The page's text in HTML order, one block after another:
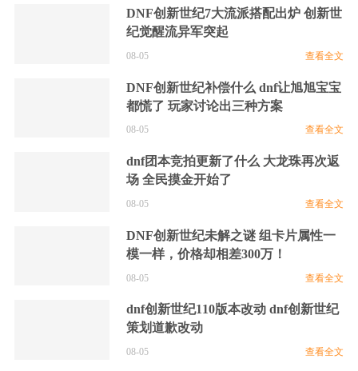
DNF创新世纪7大流派搭配出炉 创新世
纪觉醒流异军突起
08-05 查看全文
DNF创新世纪补偿什么 dnf让旭旭宝宝
都慌了 玩家讨论出三种方案
08-05 查看全文
dnf团本竞拍更新了什么 大龙珠再次返
场 全民摸金开始了
08-05 查看全文
DNF创新世纪未解之谜 组卡片属性一
模一样，价格却相差300万！
08-05 查看全文
dnf创新世纪110版本改动 dnf创新世纪
策划道歉改动
08-05 查看全文